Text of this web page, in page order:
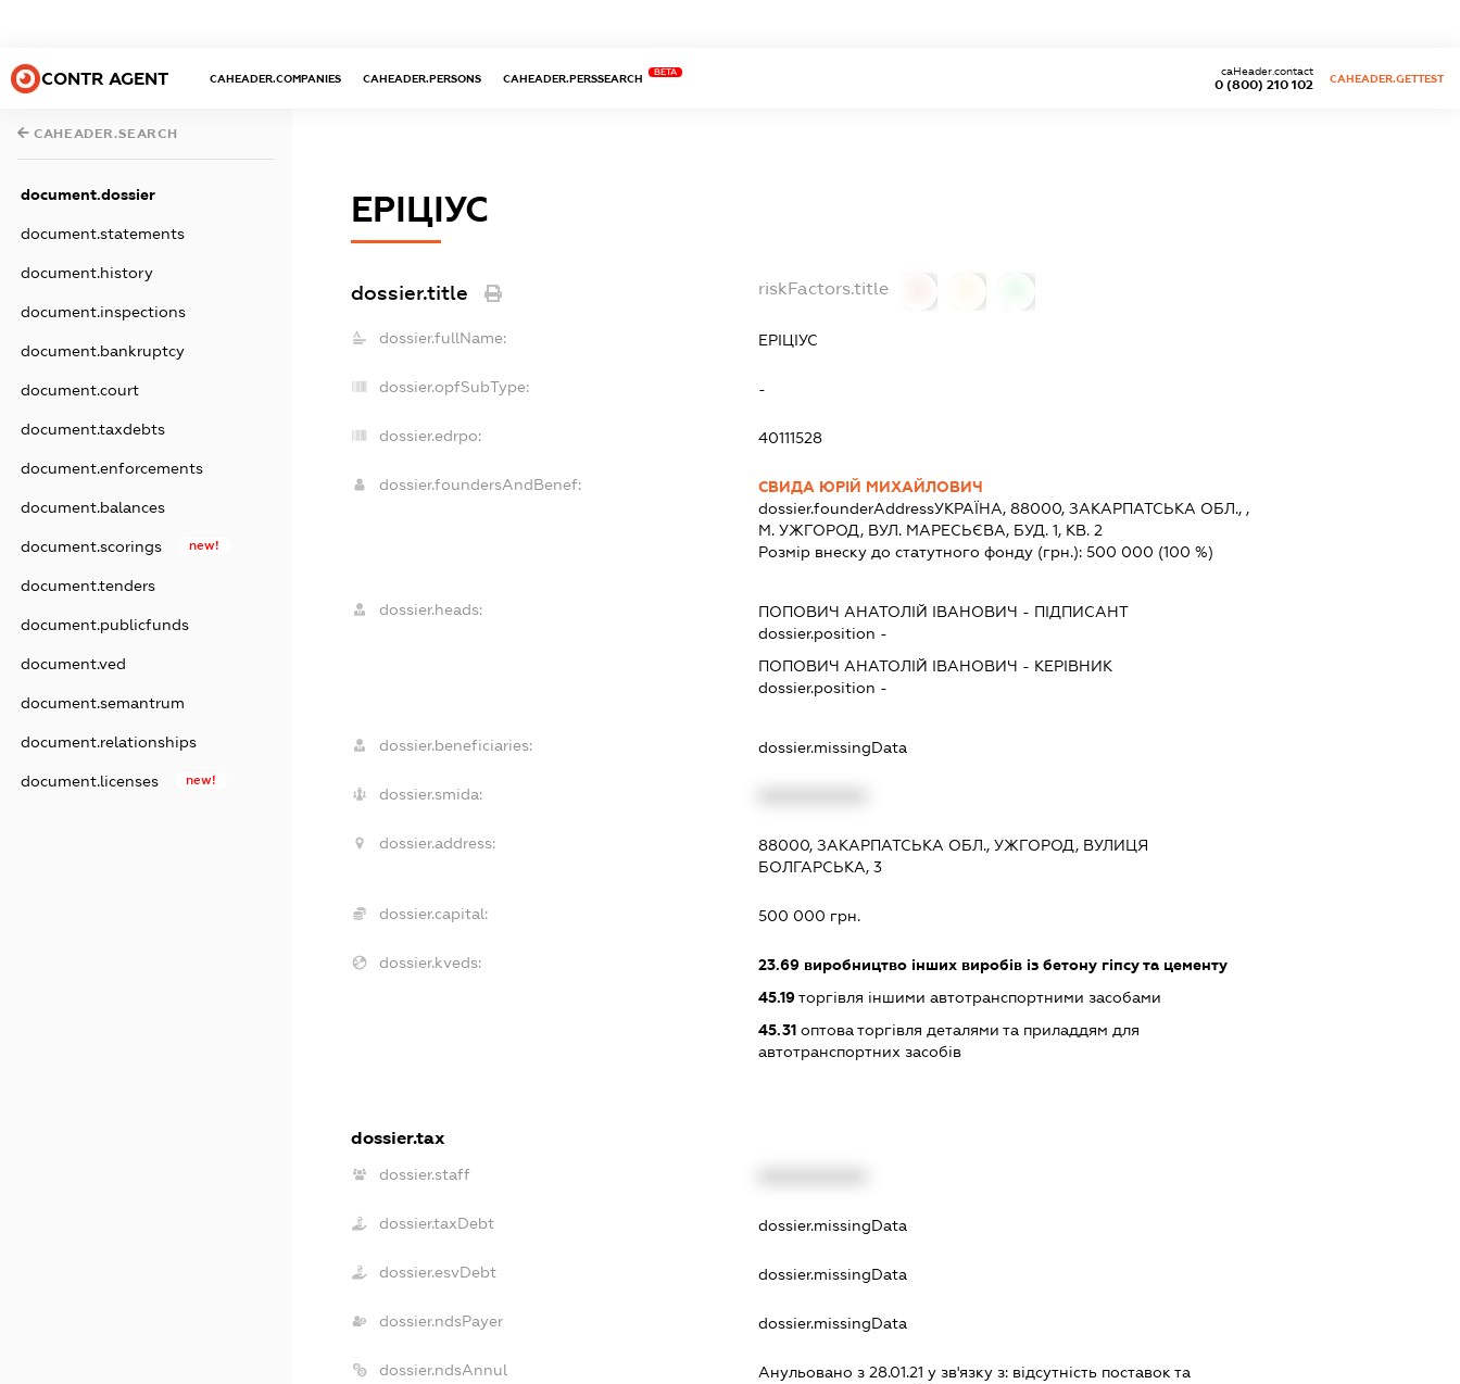
CONTR AGENT CAHEADER.COMPANIES CAHEADER.PERSONS CAHEADER.PERSSEARCH
BETA
0 (800) 210 102
caHeader.contact
CAHEADER.GETTEST
CAHEADER.SEARCH
document.dossier
document.statements
document.history
document.inspections
document.bankruptcy
document.court
document.taxdebts
document.enforcements
document.balances
document.scorings new!
document.tenders
document.publicfunds
document.ved
document.semantrum
document.relationships
document.licenses new!
ЕРІЦІУС
dossier.title riskFactors.title
dossier.fullName: ЕРІЦІУС
dossier.opfSubType: -
dossier.edrpo: 40111528
dossier.foundersAndBenef:
СВИДА ЮРІЙ МИХАЙЛОВИЧ
dossier.founderAddressУКРАЇНА, 88000, ЗАКАРПАТСЬКА ОБЛ., ,
М. УЖГОРОД, ВУЛ. МАРЕСЬЄВА, БУД. 1, КВ. 2
Розмір внеску до статутного фонду (грн.): 500 000 (100 %)
dossier.heads: ПОПОВИЧ АНАТОЛІЙ ІВАНОВИЧ - ПІДПИСАНТ
dossier.position -
ПОПОВИЧ АНАТОЛІЙ ІВАНОВИЧ - КЕРІВНИК
dossier.position -
dossier.beneficiaries: dossier.missingData
dossier.smida:
dossier.address:
88000, ЗАКАРПАТСЬКА ОБЛ., УЖГОРОД, ВУЛИЦЯ
БОЛГАРСЬКА, 3
dossier.capital: 500 000 грн.
dossier.kveds: 23.69виробництво інших виробів із бетону гіпсу та цементу
45.19торгівля іншими автотранспортними засобами
45.31оптова торгівля деталями та приладдям для
автотранспортних засобів
dossier.tax
dossier.staff
dossier.taxDebt dossier.missingData
dossier.esvDebt dossier.missingData
dossier.ndsPayer dossier.missingData
dossier.ndsAnnul Анульовано з 28.01.21 у зв'язку з: вiдсутнiсть поставок та